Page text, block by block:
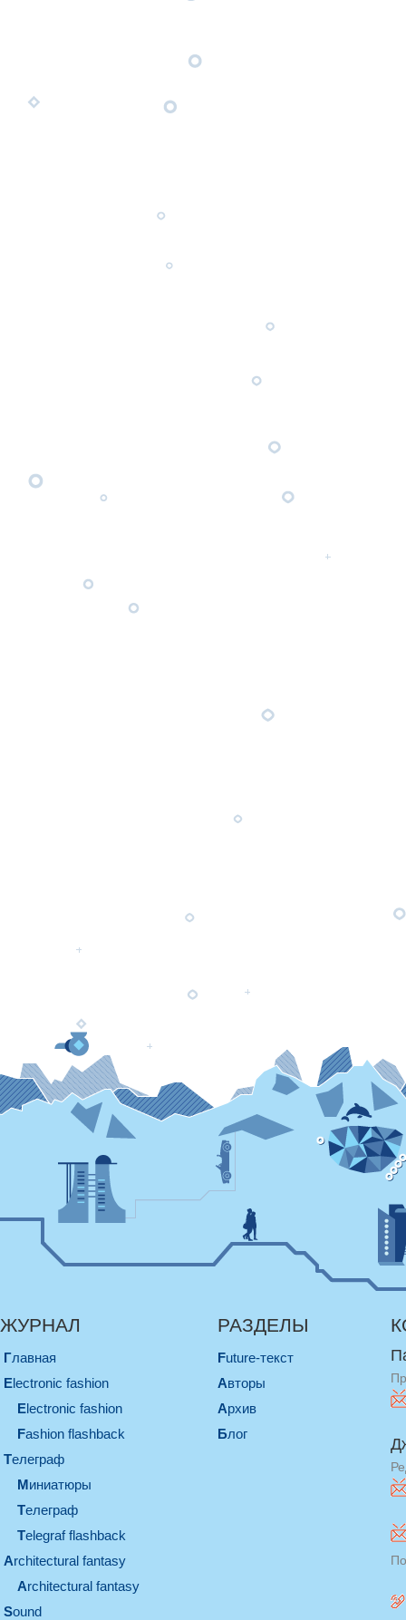
ЖУРНАЛ
Главная
electronic fashion
electronic fashion
Fashion flashback
телеграф
миниатюры
телеграф
Telegraf flashback
architectural fantasy
architectural fantasy
sound
РАЗДЕЛЫ
Future-текст
Авторы
Архив
Блог